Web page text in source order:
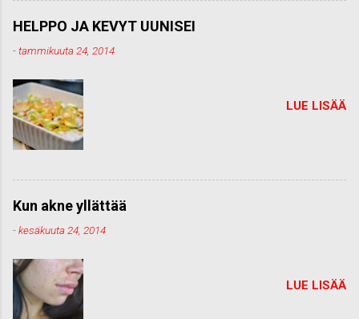
HELPPO JA KEVYT UUNISEI
-tammikuuta 24, 2014
LUE LISÄÄ
Kun akne yllättää
-kesäkuuta 24, 2014
LUE LISÄÄ